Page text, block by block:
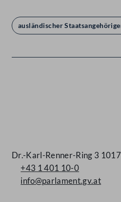
ausländischer
Dr.-Karl-Renner-Ring 3
+43 1 401 10-0
info@parlament.gv.at